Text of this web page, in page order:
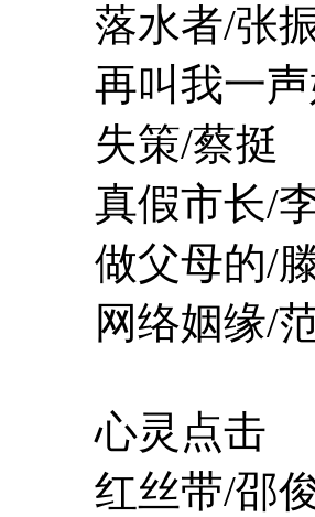
落水者/张
再叫我一声
失策/蔡挺
真假市长/李
做父母的/滕
网络姻缘/范
心灵点击
红丝带/邵